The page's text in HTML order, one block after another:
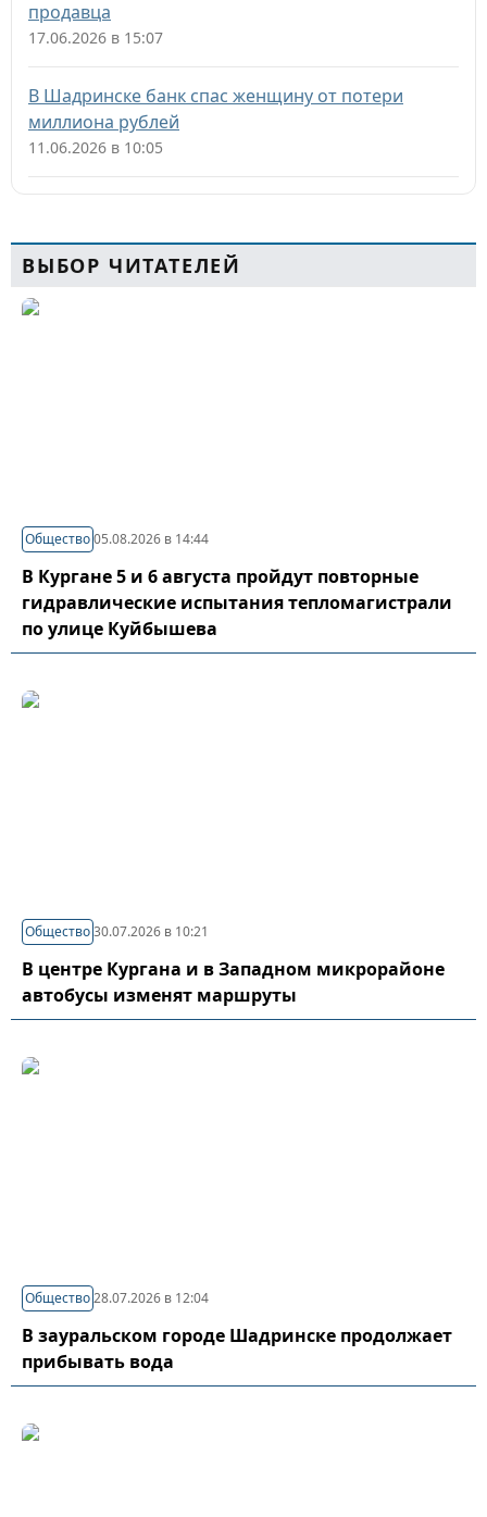
продавца
17.06.2026 в 15:07
В Шадринске банк спас женщину от потери
миллиона рублей
11.06.2026 в 10:05
ВЫБОР ЧИТАТЕЛЕЙ
Общество05.08.2026 в 14:44
В Кургане 5 и 6 августа пройдут повторные
гидравлические испытания тепломагистрали
по улице Куйбышева
Общество30.07.2026 в 10:21
В центре Кургана и в Западном микрорайоне
автобусы изменят маршруты
Общество28.07.2026 в 12:04
В зауральском городе Шадринске продолжает
прибывать вода